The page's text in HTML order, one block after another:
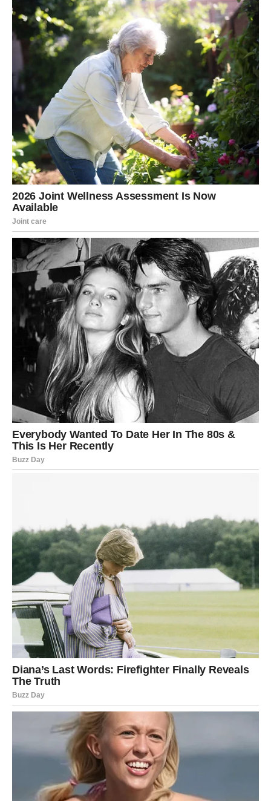
raspoloženje i vraćaju veru u sebe. To može biti vezano
za posao, finansije, porodicu, selidbu, dokumente,
planove – ali suština je ista: osećaš da se stvari konačno
pomeraju i da nisi više zaglavljen u mestu.
Najveća želja Riba je da osete da ih život voli, da nisu
same i da je njihov put blagosloven – i baš to dobijaju,
kroz niz malih i velikih znakova koji se slažu u jednu
veliku sreću.